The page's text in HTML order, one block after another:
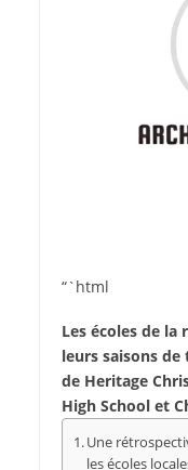
“`html
Les écoles de
leurs saisons de
de Heritage
High School et
Une
les écoles